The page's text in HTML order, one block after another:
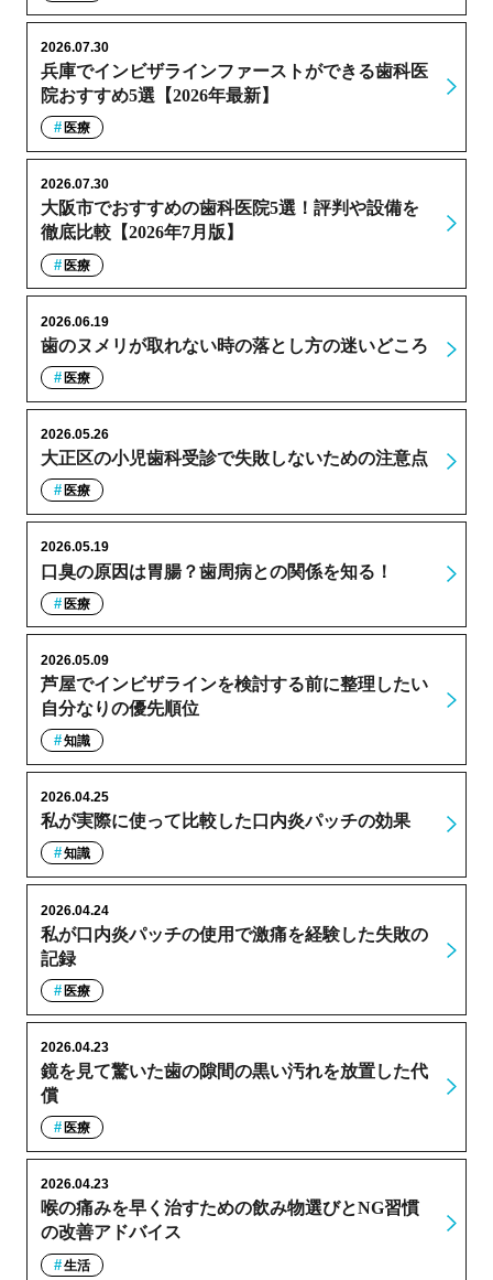
兵庫でインビザラインファーストができる歯科医
院おすすめ5選【2026年最新】
2026.07.30
医療
大阪市でおすすめの歯科医院5選！評判や設備を
徹底比較【2026年7月版】
2026.07.30
医療
歯のヌメリが取れない時の落とし方の迷いどころ
2026.06.19
医療
大正区の小児歯科受診で失敗しないための注意点
2026.05.26
医療
口臭の原因は胃腸？歯周病との関係を知る！
2026.05.19
医療
芦屋でインビザラインを検討する前に整理したい
自分なりの優先順位
2026.05.09
知識
私が実際に使って比較した口内炎パッチの効果
2026.04.25
知識
私が口内炎パッチの使用で激痛を経験した失敗の
記録
2026.04.24
医療
鏡を見て驚いた歯の隙間の黒い汚れを放置した代
償
2026.04.23
医療
喉の痛みを早く治すための飲み物選びとNG習慣
の改善アドバイス
2026.04.23
生活